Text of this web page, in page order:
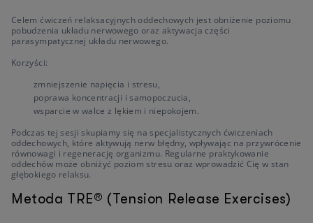
Celem ćwiczeń relaksacyjnych oddechowych jest obniżenie poziomu
pobudzenia układu nerwowego oraz aktywacja części
parasympatycznej układu nerwowego.
Korzyści:
zmniejszenie napięcia i stresu,
poprawa koncentracji i samopoczucia,
wsparcie w walce z lękiem i niepokojem.
Podczas tej sesji skupiamy się na specjalistycznych ćwiczeniach
oddechowych, które aktywują nerw błędny, wpływając na przywrócenie
równowagi i regenerację organizmu. Regularne praktykowanie
oddechów może obniżyć poziom stresu oraz wprowadzić Cię w stan
głębokiego relaksu.
Metoda TRE® (Tension Release Exercises)